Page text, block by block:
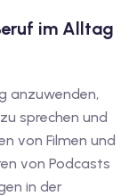
im Alltag
anzuwenden,
sprechen und
von Filmen und
von Podcasts
in der